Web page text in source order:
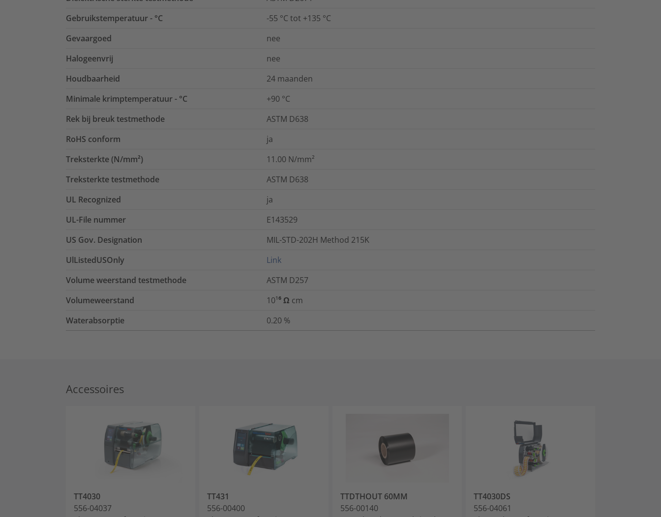
Gebruikstemperatuur - °C
-55 °C tot +135 °C
Gevaargoed
nee
Halogeenvrij
nee
Houdbaarheid
24 maanden
Minimale krimptemperatuur - °C
+90 °C
Rek bij breuk testmethode
ASTM D638
RoHS conform
ja
Treksterkte (N/mm²)
11.00 N/mm²
Treksterkte testmethode
ASTM D638
UL Recognized
ja
UL-File nummer
E143529
US Gov. Designation
MIL-STD-202H Method 215K
UlListedUSOnly
Link
Volume weerstand testmethode
ASTM D257
Volumeweerstand
10¹⁶ Ω cm
Waterabsorptie
0.20 %
Accessoires
TT4030
556-04037
TT431
556-00400
TTDTHOUT 60MM
556-00140
TT4030DS
556-04061